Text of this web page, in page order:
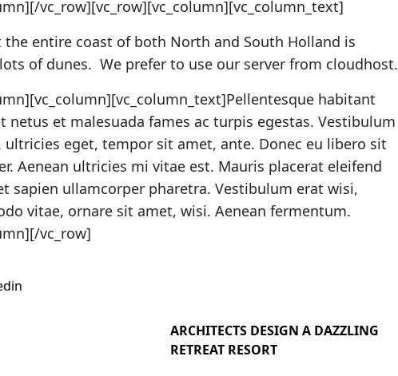
vc_row][vc_row][vc_column][vc_column_text]
entire coast of both North and South Holland is
of dunes. We prefer to use our server from cloudhost.
habitant
et malesuada fames ac turpis egestas. Vestibulum
eget, tempor sit amet, ante. Donec eu libero sit
Aenean ultricies mi vitae est. Mauris placerat eleifend
sapien ullamcorper pharetra. Vestibulum erat wisi,
vitae, ornare sit amet, wisi. Aenean fermentum.
vc_row]
ARCHITECTS DESIGN A DAZZLING
RETREAT RESORT